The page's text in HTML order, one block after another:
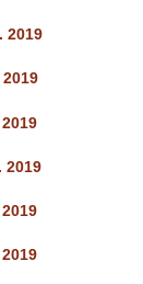
2019
2019